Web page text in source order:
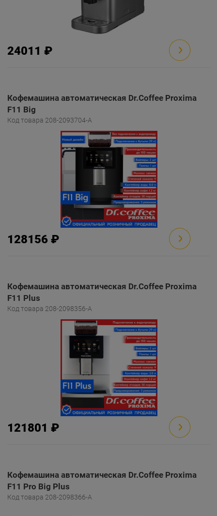
24011 ₽
Кофемашина автоматическая Dr.Coffee Proxima
F11 Big
Код товара 208-2093704-A
128156 ₽
Кофемашина автоматическая Dr.Coffee Proxima
F11 Plus
Код товара 208-2098356-A
121801 ₽
Кофемашина автоматическая Dr.Coffee Proxima
F11 Pro Big Plus
Код товара 208-2098366-A